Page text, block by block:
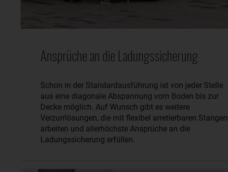
Ansprüche an die Ladungssicherung
Schon in der Standardausführung ist von jeder Stelle
aus eine diagonale Abspannung vom Boden bis zur
Decke möglich. Auf Wunsch gibt es weitere
Verzurrlösungen, die mit flexibel arretierbaren Stangen
arbeiten und allerhöchste Ansprüche an die
Ladungssicherung erfüllen.